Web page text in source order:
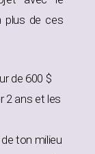
plus de ces
de 600 $
2 ans et les
ton milieu